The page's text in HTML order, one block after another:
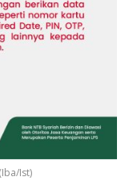
Ist)